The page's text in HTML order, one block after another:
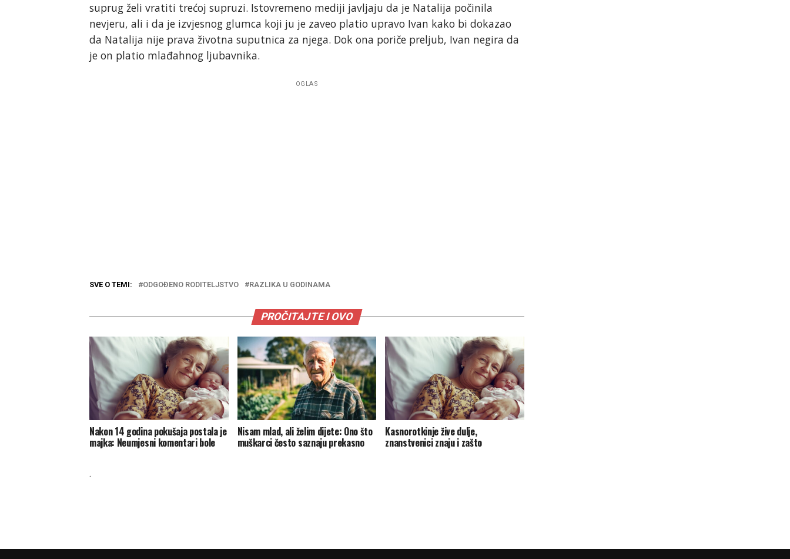
suprug želi vratiti trećoj supruzi. Istovremeno mediji javljaju da je Natalija počinila
nevjeru, ali i da je izvjesnog glumca koji ju je zaveo platio upravo Ivan kako bi dokazao
da Natalija nije prava životna suputnica za njega. Dok ona poriče preljub, Ivan negira da
je on platio mlađahnog ljubavnika.
OGLAS
SVE O TEMI: ODGOĐENO RODITELJSTVO RAZLIKA U GODINAMA
PROČITAJTE I OVO
Nakon 14 godina pokušaja postala je
majka: Neumjesni komentari bole
Nisam mlad, ali želim dijete: Ono što
muškarci često saznaju prekasno
Kasnorotkinje žive dulje,
znanstvenici znaju i zašto
.